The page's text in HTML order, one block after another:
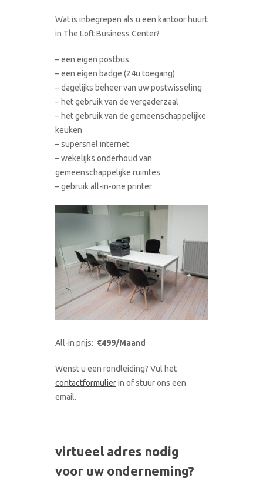
Wat is inbegrepen als u een kantoor huurt
in The Loft Business Center?
– een eigen postbus
– een eigen badge (24u toegang)
– dagelijks beheer van uw postwisseling
– het gebruik van de vergaderzaal
– het gebruik van de gemeenschappelijke
keuken
– supersnel internet
– wekelijks onderhoud van
gemeenschappelijke ruimtes
– gebruik all-in-one printer
All-in prijs: €499/Maand
Wenst u een rondleiding? Vul het
contactformulierin of stuur ons een
email.
virtueel adres nodig
voor uw onderneming?